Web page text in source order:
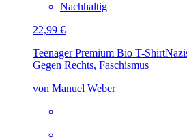
Nachhaltig
22,99 €
Teenager Premium Bio T-Shirt
Gegen Rechts, Faschismus
von Manuel Weber